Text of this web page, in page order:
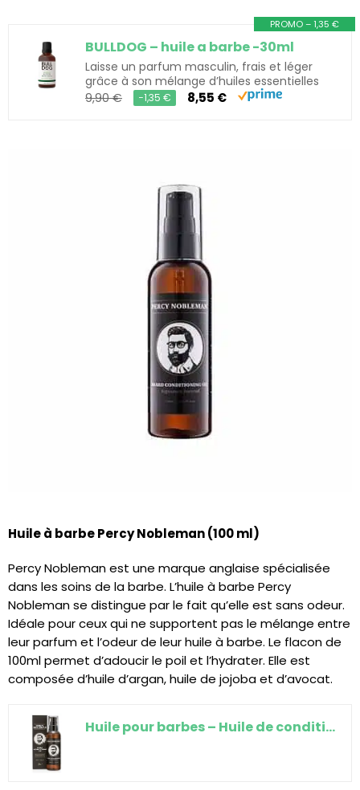
PROMO – 1,35 €
BULLDOG – huile a barbe -30ml
Laisse un parfum masculin, frais et léger
grâce à son mélange d’huiles essentielles
9,90 €
−1,35 € 8,55 €
Huile à barbe Percy Nobleman (100 ml)
Percy Nobleman est une marque anglaise spécialisée
dans les soins de la barbe. L’huile à barbe Percy
Nobleman se distingue par le fait qu’elle est sans odeur.
Idéale pour ceux qui ne supportent pas le mélange entre
leur parfum et l’odeur de leur huile à barbe. Le flacon de
100ml permet d’adoucir le poil et l’hydrater. Elle est
composée d’huile d’argan, huile de jojoba et d’avocat.
Huile pour barbes – Huile de conditionnement pour barbes de Percy Nobleman – Adoucisseur pour barbes…